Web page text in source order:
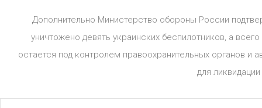
Дополнительно Министерство обороны России
уничтожено девять украинских беспилотников, а
остается под контролем правоохранительных органов
для